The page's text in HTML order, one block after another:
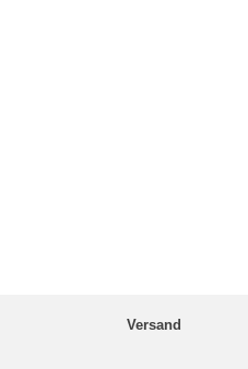
Versand